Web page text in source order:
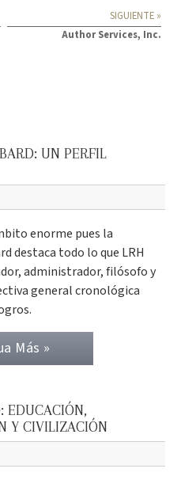
SIGUIENTE »
Author Services, Inc.
UN PERFIL
enorme pues la
destaca todo lo que LRH
administrador, filósofo y
general cronológica
Más »
EDUCACIÓN,
Y CIVILIZACIÓN